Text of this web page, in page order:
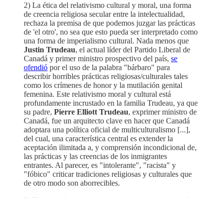
2) La ética del relativismo cultural y moral, una forma
de creencia religiosa secular entre la intelectualidad,
rechaza la premisa de que podemos juzgar las prácticas
de 'el otro', no sea que esto pueda ser interpretado como
una forma de imperialismo cultural. Nada menos que
Justin Trudeau, el actual líder del Partido Liberal de
Canadá y primer ministro prospectivo del país, se
ofendió por el uso de la palabra "bárbaro" para
describir horribles prácticas religiosas/culturales tales
como los crímenes de honor y la mutilación genital
femenina. Este relativismo moral y cultural está
profundamente incrustado en la familia Trudeau, ya que
su padre, Pierre Elliott Trudeau, exprimer ministro de
Canadá, fue un arquitecto clave en hacer que Canadá
adoptara una política oficial de multiculturalismo [...],
del cual, una característica central es extender la
aceptación ilimitada a, y comprensión incondicional de,
las prácticas y las creencias de los inmigrantes
entrantes. Al parecer, es "intolerante", "racista" y
"fóbico" criticar tradiciones religiosas y culturales que
de otro modo son aborrecibles.